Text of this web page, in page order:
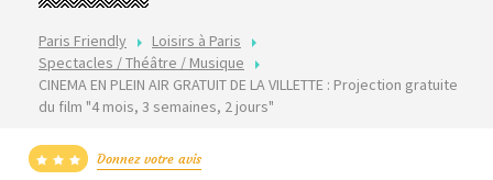
Paris Friendly
Loisirs à Paris
Spectacles / Théâtre / Musique
CINEMA EN PLEIN AIR GRATUIT DE LA VILLETTE : Projection gratuite
du film "4 mois, 3 semaines, 2 jours"
Donnez votre avis